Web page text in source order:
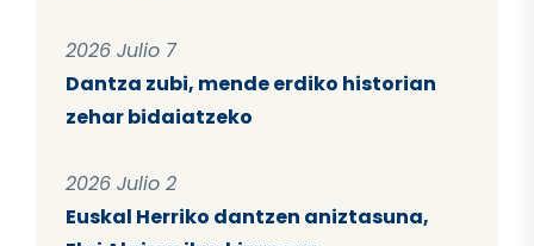
2026 Julio 7
Dantza zubi, mende erdiko historian
zehar bidaiatzeko
2026 Julio 2
Euskal Herriko dantzen aniztasuna,